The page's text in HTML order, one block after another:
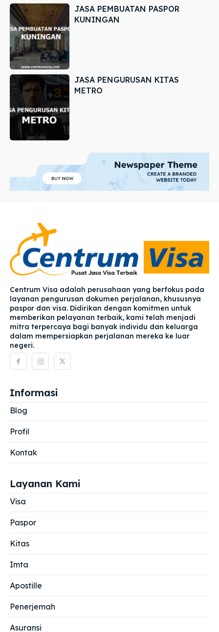
JASA PEMBUATAN PASPOR
KUNINGAN
JASA PENGURUSAN KITAS
METRO
Centrum Visa adalah perusahaan yang berfokus pada
layanan pengurusan dokumen perjalanan, khususnya
paspor dan visa. Didirikan dengan komitmen untuk
memberikan pelayanan terbaik, kami telah menjadi
mitra terpercaya bagi banyak individu dan keluarga
dalam mempersiapkan perjalanan mereka ke luar
negeri.
Informasi
Blog
Profil
Kontak
Layanan Kami
Visa
Paspor
Kitas
Imta
Apostille
Penerjemah
Asuransi